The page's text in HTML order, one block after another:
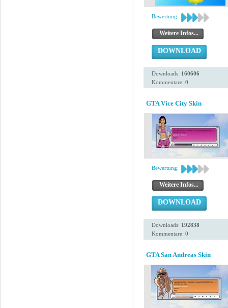
Bewertung:
Weitere Infos...
DOWNLOAD
Downloads: 160606
Kommentare: 0
GTA Vice City Skin
Bewertung:
Weitere Infos...
DOWNLOAD
Downloads: 192838
Kommentare: 0
GTA San Andreas Skin